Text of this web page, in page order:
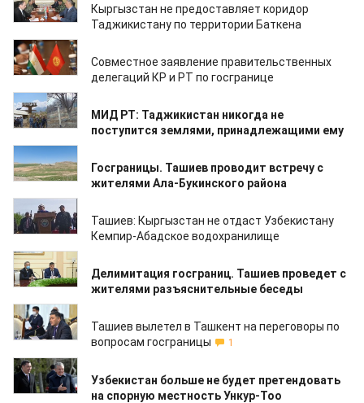
Кыргызстан не предоставляет коридор
Таджикистану по территории Баткена
06.05.2021
Совместное заявление правительственных
делегаций КР и РТ по госгранице
30.04.2021
МИД РТ: Таджикистан никогда не
поступится землями, принадлежащими ему
26.04.2021
Госграницы. Ташиев проводит встречу с
жителями Ала-Букинского района
26.04.2021
Ташиев: Кыргызстан не отдаст Узбекистану
Кемпир-Абадское водохранилище
29.03.2021
Делимитация госграниц. Ташиев проведет с
жителями разъяснительные беседы
23.03.2021
Ташиев вылетел в Ташкент на переговоры по
вопросам госграницы
1
14.03.2021
Узбекистан больше не будет претендовать
на спорную местность Ункур-Тоо